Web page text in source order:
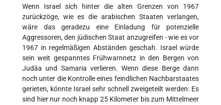
Wenn Israel sich hinter die alten Grenzen von 1967
zurückzöge, wie es die arabischen Staaten verlangen,
wäre das geradezu eine Einladung für potenzielle
Aggressoren, den jüdischen Staat anzugreifen - wie es vor
1967 in regelmäßigen Abständen geschah. Israel würde
sein weit gespanntes Frühwarnnetz in den Bergen von
Judäa und Samaria verlieren. Wenn diese Berge dann
noch unter die Kontrolle eines feindlichen Nachbarstaates
gerieten, könnte Israel sehr schnell zweigeteilt werden: Es
sind hier nur noch knapp 25 Kilometer bis zum Mittelmeer